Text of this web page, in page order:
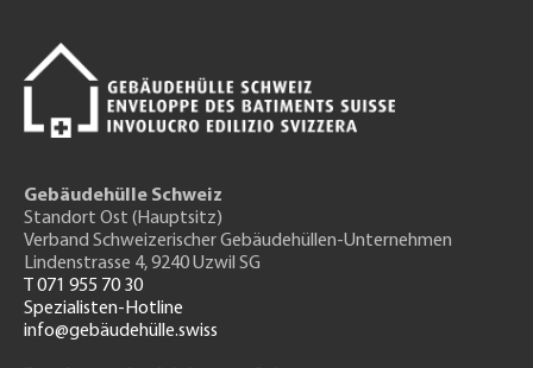
Gebäudehülle Schweiz
Standort Ost (Hauptsitz)
Verband Schweizerischer Gebäudehüllen-Unternehmen
Lindenstrasse 4, 9240 Uzwil SG
T 071 955 70 30
Spezialisten-Hotline
info@gebäudehülle.swiss